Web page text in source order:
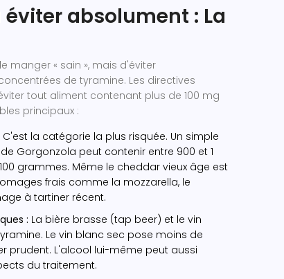
absolument : La
manger « sain », mais d'éviter
de tyramine. Les directives
tout aliment contenant plus de 100 mg
principaux :
C'est la catégorie la plus risquée. Un simple
Gorgonzola peut contenir entre 900 et 1
grammes. Même le cheddar vieux âge est
frais comme la mozzarella, le
à tartiner récent.
: La bière brasse (tap beer) et le vin
Le vin blanc sec pose moins de
prudent. L'alcool lui-même peut aussi
du traitement.